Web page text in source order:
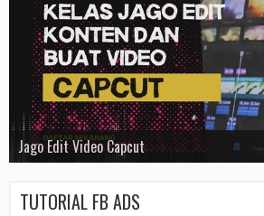
Visual AI
E-Course Mahir Shopee
Jago Edit Video Capcut
Tools Whatsapp Sender
E-Course Elite Membership
E-Course CANVA
TUTORIAL FB ADS